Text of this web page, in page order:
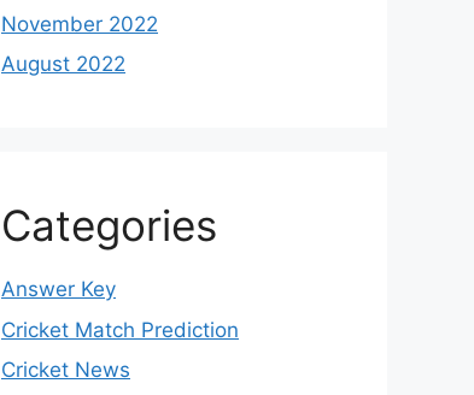
November 2022
August 2022
Categories
Answer Key
Cricket Match Prediction
Cricket News